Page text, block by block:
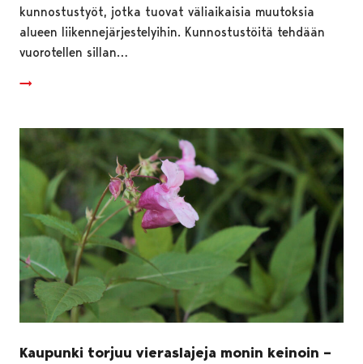
kunnostustyöt, jotka tuovat väliaikaisia muutoksia
alueen liikennejärjestelyihin. Kunnostustöitä tehdään
vuorotellen sillan…
Kaupunki torjuu vieraslajeja monin keinoin –